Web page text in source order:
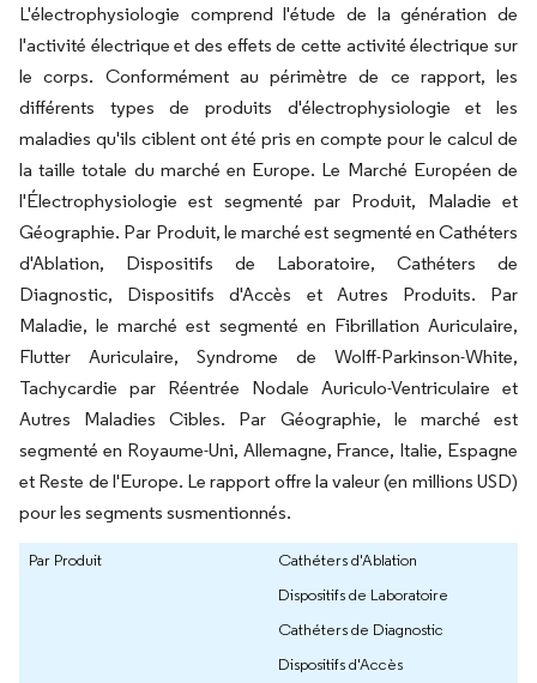
L'électrophysiologie comprend l'étude de la génération de
l'activité électrique et des effets de cette activité électrique sur
le corps. Conformément au périmètre de ce rapport, les
différents types de produits d'électrophysiologie et les
maladies qu'ils ciblent ont été pris en compte pour le calcul de
la taille totale du marché en Europe. Le Marché Européen de
l'Électrophysiologie est segmenté par Produit, Maladie et
Géographie. Par Produit, le marché est segmenté en Cathéters
d'Ablation, Dispositifs de Laboratoire, Cathéters de
Diagnostic, Dispositifs d'Accès et Autres Produits. Par
Maladie, le marché est segmenté en Fibrillation Auriculaire,
Flutter Auriculaire, Syndrome de Wolff-Parkinson-White,
Tachycardie par Réentrée Nodale Auriculo-Ventriculaire et
Autres Maladies Cibles. Par Géographie, le marché est
segmenté en Royaume-Uni, Allemagne, France, Italie, Espagne
et Reste de l'Europe. Le rapport offre la valeur (en millions USD)
pour les segments susmentionnés.
Par Produit
Cathéters d'Ablation
Dispositifs de Laboratoire
Cathéters de Diagnostic
Dispositifs d'Accès